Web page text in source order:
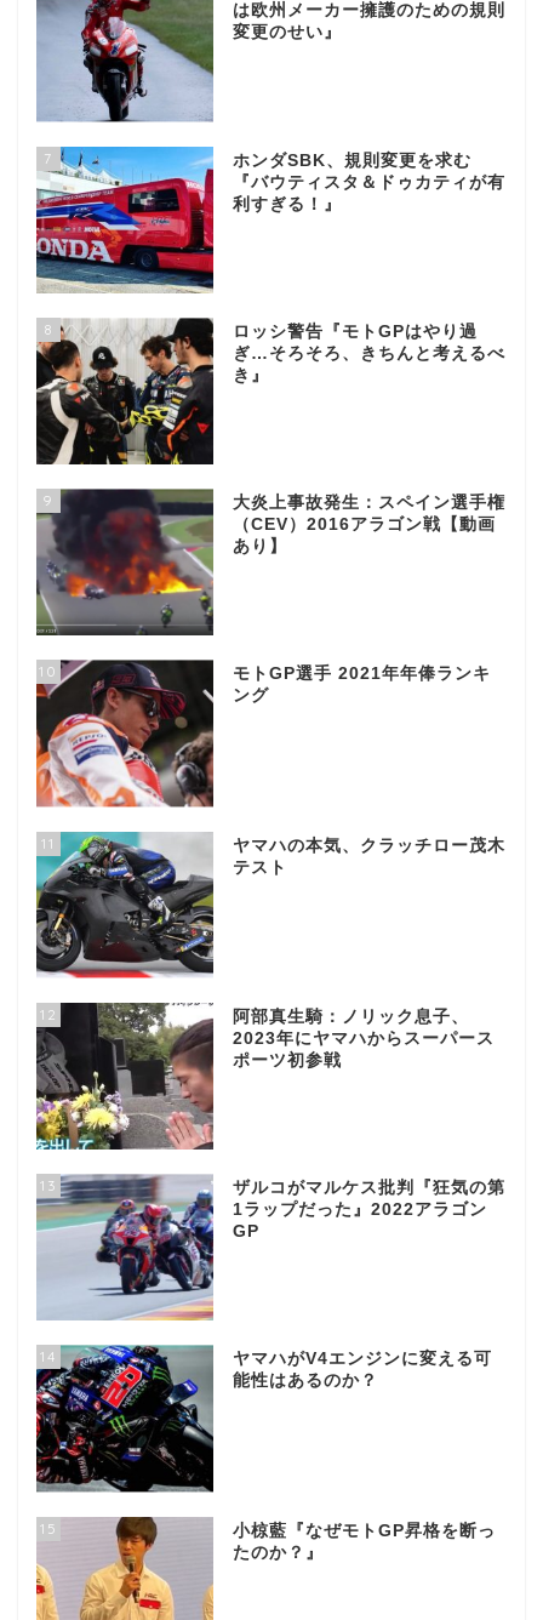
は欧州メーカー擁護のための規則
変更のせい』
7
ホンダSBK、規則変更を求む
『バウティスタ＆ドゥカティが有
利すぎる！』
8
ロッシ警告『モトGPはやり過
ぎ…そろそろ、きちんと考えるべ
き』
9
大炎上事故発生：スペイン選手権
（CEV）2016アラゴン戦【動画
あり】
10
モトGP選手 2021年年俸ランキ
ング
11
ヤマハの本気、クラッチロー茂木
テスト
12
阿部真生騎：ノリック息子、
2023年にヤマハからスーパース
ポーツ初参戦
13
ザルコがマルケス批判『狂気の第
1ラップだった』2022アラゴン
GP
14
ヤマハがV4エンジンに変える可
能性はあるのか？
15
小椋藍『なぜモトGP昇格を断っ
たのか？』